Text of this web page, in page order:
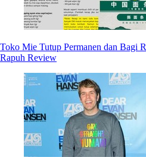
Toko Mie Tutup Permanen dan Bagi
Rapuh Review